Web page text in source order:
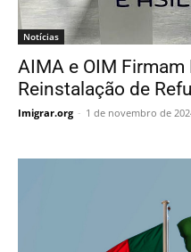
Notícias
AIMA e OIM Firmam
Reinstalação de
Imigrar.org - 1 de novembro de